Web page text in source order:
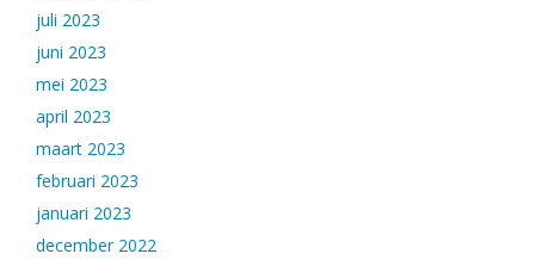
juli 2023
juni 2023
mei 2023
april 2023
maart 2023
februari 2023
januari 2023
december 2022